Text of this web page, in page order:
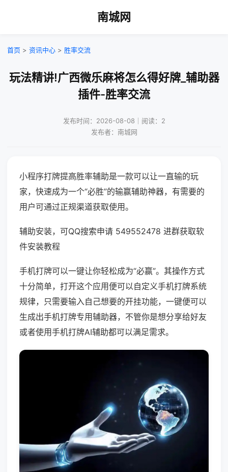
南城网
首页 > 资讯中心 > 胜率交流
玩法精讲!广西微乐麻将怎么得好牌_辅助器
插件-胜率交流
发布时间：2026-08-08｜阅读：2
发布者：南城网
小程序打牌提高胜率辅助是一款可以让一直输的玩
家，快速成为一个“必胜”的输赢辅助神器，有需要的
用户可通过正规渠道获取使用。
辅助安装，可QQ搜索申请 549552478 进群获取软
件安装教程
手机打牌可以一键让你轻松成为“必赢”。其操作方式
十分简单，打开这个应用便可以自定义手机打牌系统
规律，只需要输入自己想要的开挂功能，一键便可以
生成出手机打牌专用辅助器，不管你是想分享给好友
或者使用手机打牌AI辅助都可以满足需求。